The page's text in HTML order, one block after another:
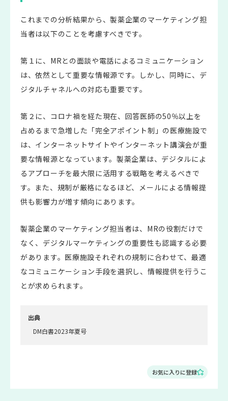
これまでの分析結果から、製薬企業のマーケティング担
当者は以下のことを考慮すべきです。
第１に、MRとの面談や電話によるコミュニケーション
は、依然として重要な情報源です。しかし、同時に、デ
ジタルチャネルへの対応も重要です。
第２に、コロナ禍を経た現在、回答医師の50％以上を
占めるまで急増した「完全アポイント制」の医療施設で
は、インターネットサイトやインターネット講演会が重
要な情報源となっています。製薬企業は、デジタルによ
るアプローチを最大限に活用する戦略を考えるべきで
す。また、規制が厳格になるほど、メールによる情報提
供も影響力が増す傾向にあります。
製薬企業のマーケティング担当者は、MRの役割だけで
なく、デジタルマーケティングの重要性も認識する必要
があります。医療施設それぞれの規制に合わせて、最適
なコミュニケーション手段を選択し、情報提供を行うこ
とが求められます。
出典
DM白書2023年夏号
お気に入りに登録